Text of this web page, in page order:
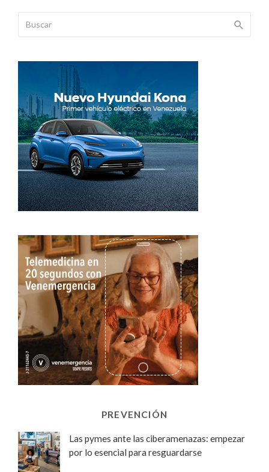
PREVENCIÓN
Las pymes ante las ciberamenazas: empezar
por lo esencial para resguardarse